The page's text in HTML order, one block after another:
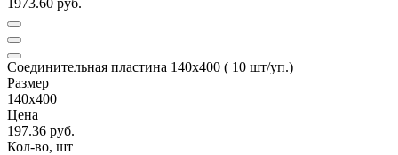
Соединительная пластина 140х400 ( 10 шт/уп.)
Размер
140х400
Цена
197.36 руб.
Кол-во, шт